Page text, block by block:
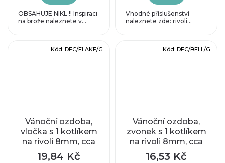
OBSAHUJE NIKL !! Inspiraci
na brože naleznete v...
Vhodné příslušenství
naleznete zde: rivoli...
Vánoční ozdoba,
vločka s 1 kotlíkem
na rivoli 8mm, cca
44x40mm
19,84 Kč
Kód: DEC/FLAKE/G
Vánoční ozdoba,
zvonek s 1 kotlíkem
na rivoli 8mm, cca
38x26mm
16,53 Kč
Kód: DEC/BELL/G